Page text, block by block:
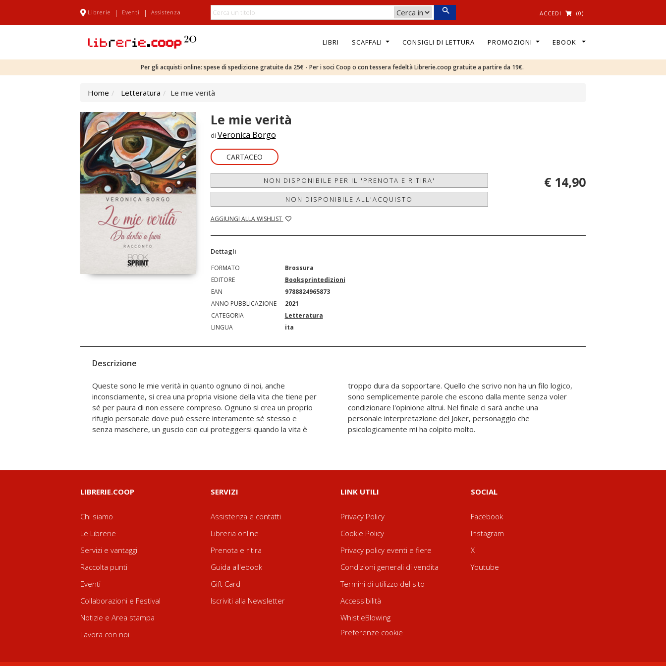
Librerie | Eventi | Assistenza ACCEDI (0)
LIBRI SCAFFALI CONSIGLI DI LETTURA PROMOZIONI EBOOK
Per gli acquisti online: spese di spedizione gratuite da 25€ - Per i soci Coop o con tessera fedeltà Librerie.coop gratuite a partire da 19€.
Home Letteratura Le mie verità
Le mie verità
di Veronica Borgo
CARTACEO
NON DISPONIBILE PER IL 'PRENOTA E RITIRA'
NON DISPONIBILE ALL'ACQUISTO
AGGIUNGI ALLA WISHLIST
€ 14,90
Dettagli
FORMATO
Brossura
EDITORE
Booksprintedizioni
EAN
9788824965873
ANNO PUBBLICAZIONE
2021
CATEGORIA
Letteratura
LINGUA
ita
Descrizione
Queste sono le mie verità in quanto ognuno di noi, anche
inconsciamente, si crea una propria visione della vita che tiene per
sé per paura di non essere compreso. Ognuno si crea un proprio
rifugio personale dove può essere interamente sé stesso e
senza maschere, un guscio con cui proteggersi quando la vita è
troppo dura da sopportare. Quello che scrivo non ha un filo logico,
sono semplicemente parole che escono dalla mente senza voler
condizionare l'opinione altrui. Nel finale ci sarà anche una
personale interpretazione del Joker, personaggio che
psicologicamente mi ha colpito molto.
LIBRERIE.COOP
Chi siamo
Le Librerie
Servizi e vantaggi
Raccolta punti
Eventi
Collaborazioni e Festival
Notizie e Area stampa
Lavora con noi
SERVIZI
Assistenza e contatti
Libreria online
Prenota e ritira
Guida all'ebook
Gift Card
Iscriviti alla Newsletter
LINK UTILI
Privacy Policy
Cookie Policy
Privacy policy eventi e fiere
Condizioni generali di vendita
Termini di utilizzo del sito
Accessibilità
WhistleBlowing
Preferenze cookie
SOCIAL
Facebook
Instagram
X
Youtube